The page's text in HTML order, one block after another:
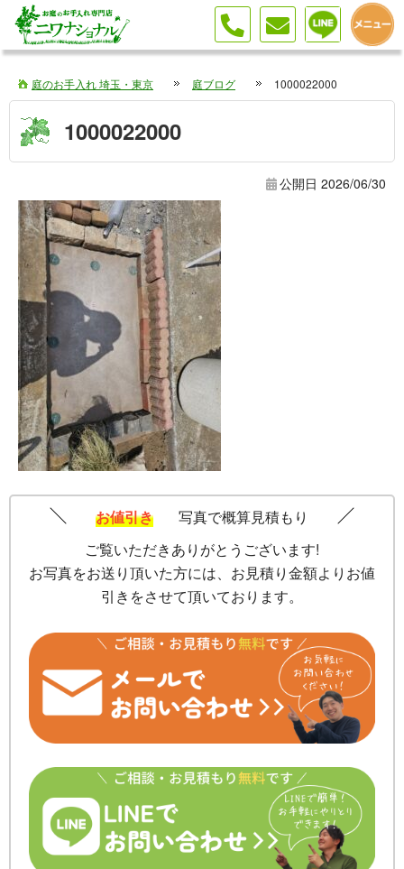
庭のお手入れ 埼玉・東京 庭ブログ 1000022000
1000022000
公開日 2026/06/30
お値引き
写真で概算見積もり
ご覧いただきありがとうございます!
お写真をお送り頂いた方には、お見積り金額よりお値
引きをさせて頂いております。